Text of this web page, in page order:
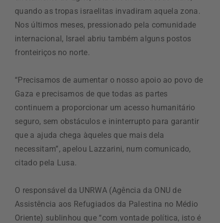
quando as tropas israelitas invadiram aquela zona.
Nos últimos meses, pressionado pela comunidade
internacional, Israel abriu também alguns postos
fronteiriços no norte.
“Precisamos de aumentar o nosso apoio ao povo de
Gaza e precisamos de que todas as partes
continuem a proporcionar um acesso humanitário
seguro, sem obstáculos e ininterrupto para garantir
que a ajuda chega àqueles que mais dela
necessitam”, apelou Lazzarini, num comunicado,
citado pela Lusa.
O responsável da UNRWA (Agência da ONU de
Assistência aos Refugiados da Palestina no Médio
Oriente) sublinhou que “com vontade política, isto é